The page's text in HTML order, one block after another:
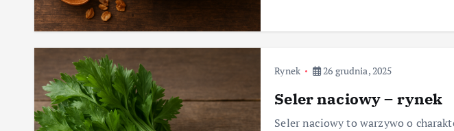
Rynek 26 grudnia, 2025
Seler naciowy – rynek
Seler naciowy to warzywo o